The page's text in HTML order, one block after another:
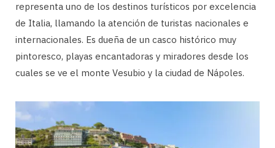
representa uno de los destinos turísticos por excelencia
de Italia, llamando la atención de turistas nacionales e
internacionales. Es dueña de un casco histórico muy
pintoresco, playas encantadoras y miradores desde los
cuales se ve el monte Vesubio y la ciudad de Nápoles.